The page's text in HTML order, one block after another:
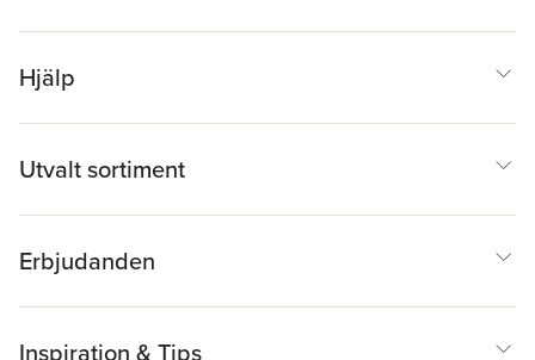
Hjälp
Utvalt sortiment
Erbjudanden
Inspiration & Tips